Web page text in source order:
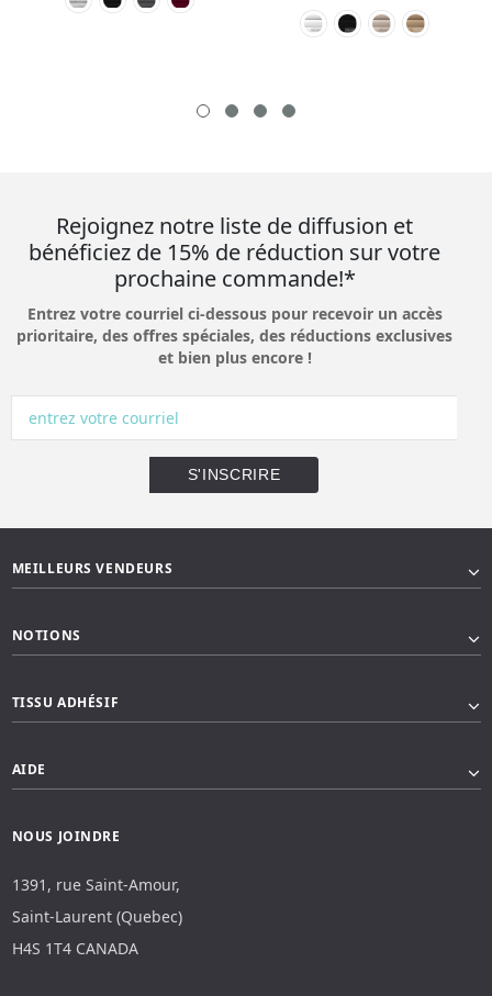
Rejoignez notre liste de diffusion et
bénéficiez de 15% de réduction sur votre
prochaine commande!*
Entrez votre courriel ci-dessous pour recevoir un accès
prioritaire, des offres spéciales, des réductions exclusives
et bien plus encore !
MEILLEURS VENDEURS
NOTIONS
TISSU ADHÉSIF
AIDE
NOUS JOINDRE
1391, rue Saint-Amour,
Saint-Laurent (Quebec)
H4S 1T4 CANADA